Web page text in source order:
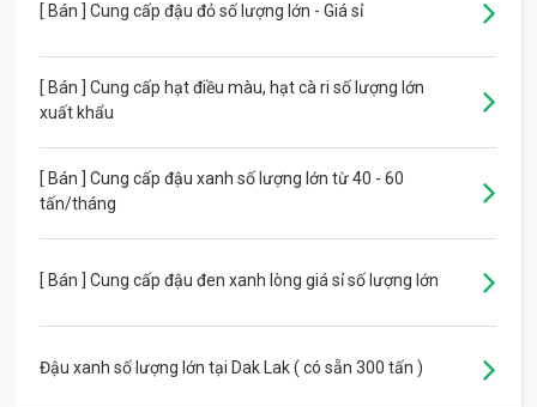
[ Bán ] Cung cấp đậu đỏ số lượng lớn - Giá sỉ
[ Bán ] Cung cấp hạt điều màu, hạt cà ri số lượng lớn
xuất khẩu
[ Bán ] Cung cấp đậu xanh số lượng lớn từ 40 - 60
tấn/tháng
[ Bán ] Cung cấp đậu đen xanh lòng giá sỉ số lượng lớn
Đậu xanh số lượng lớn tại Dak Lak ( có sẵn 300 tấn )